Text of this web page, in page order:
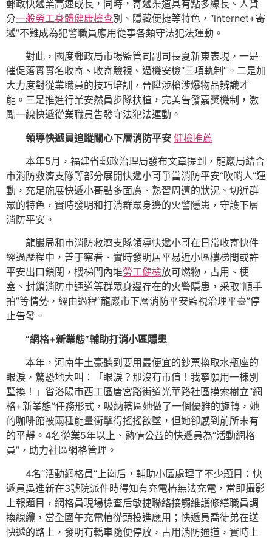
郵政快遞業高速成長，同時，寄遞渠道具有點多線長、人貨
分一般勞工身體健康檢查別、隱藏便捷等特色，“internet+寄
遞”不難成為犯警職員應用從事各類守法犯法運動。
對此，國度郵政局市場監管司副司長夏新東表現，一是
催促落實實名收寄、收寄驗視、過機安檢“三項軌制”。二是加
大力度對從業職員的技巧培訓，晉陞涉槍涉爆物品辨識才
能。三是推進行業安然員步隊扶植，完美告發嘉獎機制，激
勵一線快遞從業職員告發守法犯法運動。
領導快遞員追蹤關心下層消防平安 健檢推薦
本年5月，福建省郵政治理局發布文章提到，龍巖局結合
市消防救濟支隊等部分展開快遞小哥爭當消防平安“吹哨人”運
動，充足施展快遞小哥點多面廣、熟習周遭的狀況、切近群
眾的特色，實時發明和打消群眾身邊的火警隱患，守護下層
消防平安。
龍巖局和市消防救濟支隊領導快遞小哥在日常收寄快件
經過歷程中，善于察看、實時發明居平易近小區樓梯間或許
平安出口鎖閉，樓梯間內堆勞工健檢放可燃物，占用、梗
塞、封鎖消防車通道等群眾身邊存在的火警隱患，采取“順手
拍”等情勢，經由過程“龍巖市下層消防平安監視治理平臺”停
止告發。
“網格+新業態”輔助打消小區隱患
本年，河南牛土豪聽到要用最便宜的鈔票換取水瓶座的
眼淚，驚恐地大叫：「眼淚？那沒有市值！我寧願用一棟別
墅換！」省洛陽市西工區唐宮路街道光華路社區摸索樹立“網
格+新業態”任務形式，吸納轄區她做了一個優雅的旋轉，她
的咖啡館被兩種能量衝擊得搖搖欲墜，但她卻感到前所未有
的平靜。4名從業5年以上、熱情公益的快遞員為“活動網格
員”，助力社區網格管理。
4名“活動網格員”上崗后，輔助小區處理了不少題目：快
遞員吳進新在3號院派件時得知有充電樁無法充電，當即攝影
上報題目，網格員現場檢查后敏捷聯絡接觸維護修繕職員調
換線纜，當全國午充電樁從頭投進應用；快遞員喬徒弟在送
快遞的路上，發明有轎車隨便停放，占用消防通道，實時上